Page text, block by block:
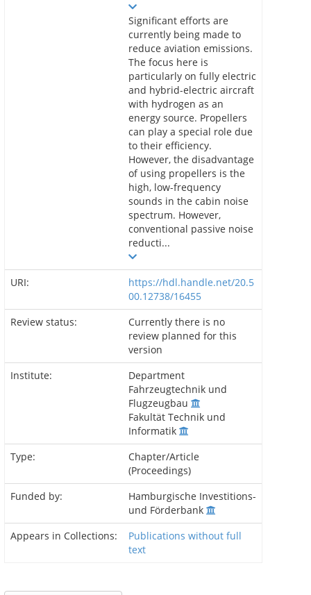
Significant efforts are
currently being made to
reduce aviation emissions.
The focus here is
particularly on fully electric
and hybrid-electric aircraft
with hydrogen as an
energy source. Propellers
can play a special role due
to their efficiency.
However, the disadvantage
of using propellers is the
high, low-frequency
sounds in the cabin noise
spectrum. However,
conventional passive noise
reducti...
URI:
https://hdl.handle.net/20.5
00.12738/16455
Review status:
Currently there is no
review planned for this
version
Institute:
Department
Fahrzeugtechnik und
Flugzeugbau
Fakultät Technik und
Informatik
Type:
Chapter/Article
(Proceedings)
Funded by:
Hamburgische Investitions-
und Förderbank
Appears in Collections:
Publications without full
text